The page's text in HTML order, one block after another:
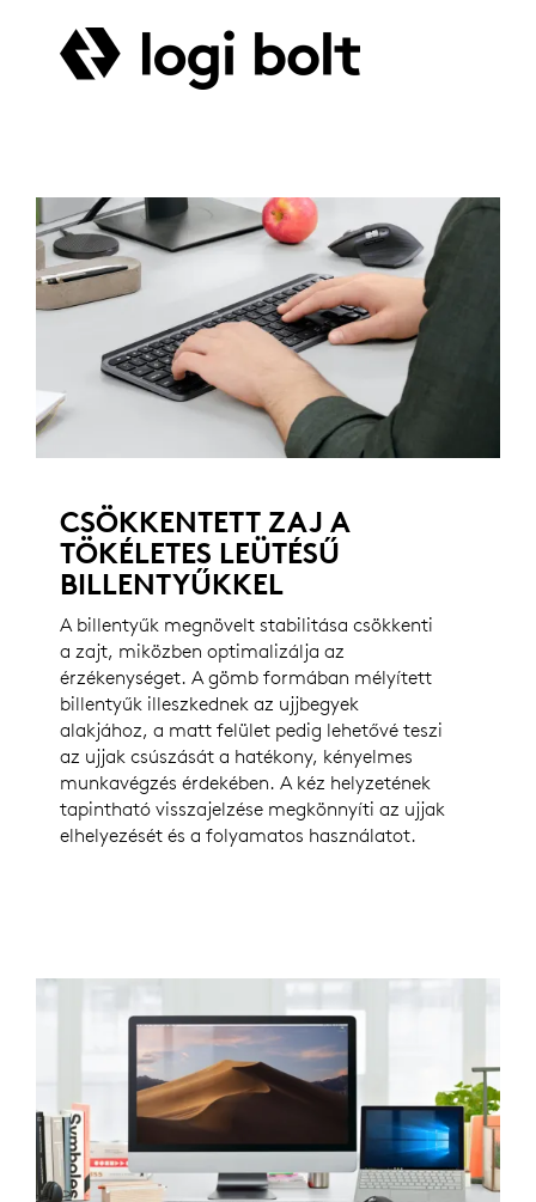
CSÖKKENTETT ZAJ A
TÖKÉLETES LEÜTÉSŰ
BILLENTYŰKKEL
A billentyűk megnövelt stabilitása csökkenti
a zajt, miközben optimalizálja az
érzékenységet. A gömb formában mélyített
billentyűk illeszkednek az ujjbegyek
alakjához, a matt felület pedig lehetővé teszi
az ujjak csúszását a hatékony, kényelmes
munkavégzés érdekében. A kéz helyzetének
tapintható visszajelzése megkönnyíti az ujjak
elhelyezését és a folyamatos használatot.